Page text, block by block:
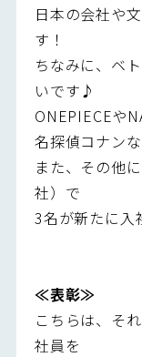
日本の会社や
す！
ちなみに、ベ
いです♪
ONEPIECEや
名探偵コナン
また、その他
社）で
3名が新たに入
≪表彰≫
こちらは、そ
社員を